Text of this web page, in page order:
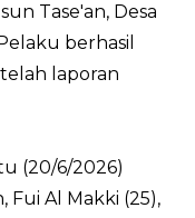
Tase'an, Desa
berhasil
laporan
(20/6/2026)
Fui Al Makki (25),